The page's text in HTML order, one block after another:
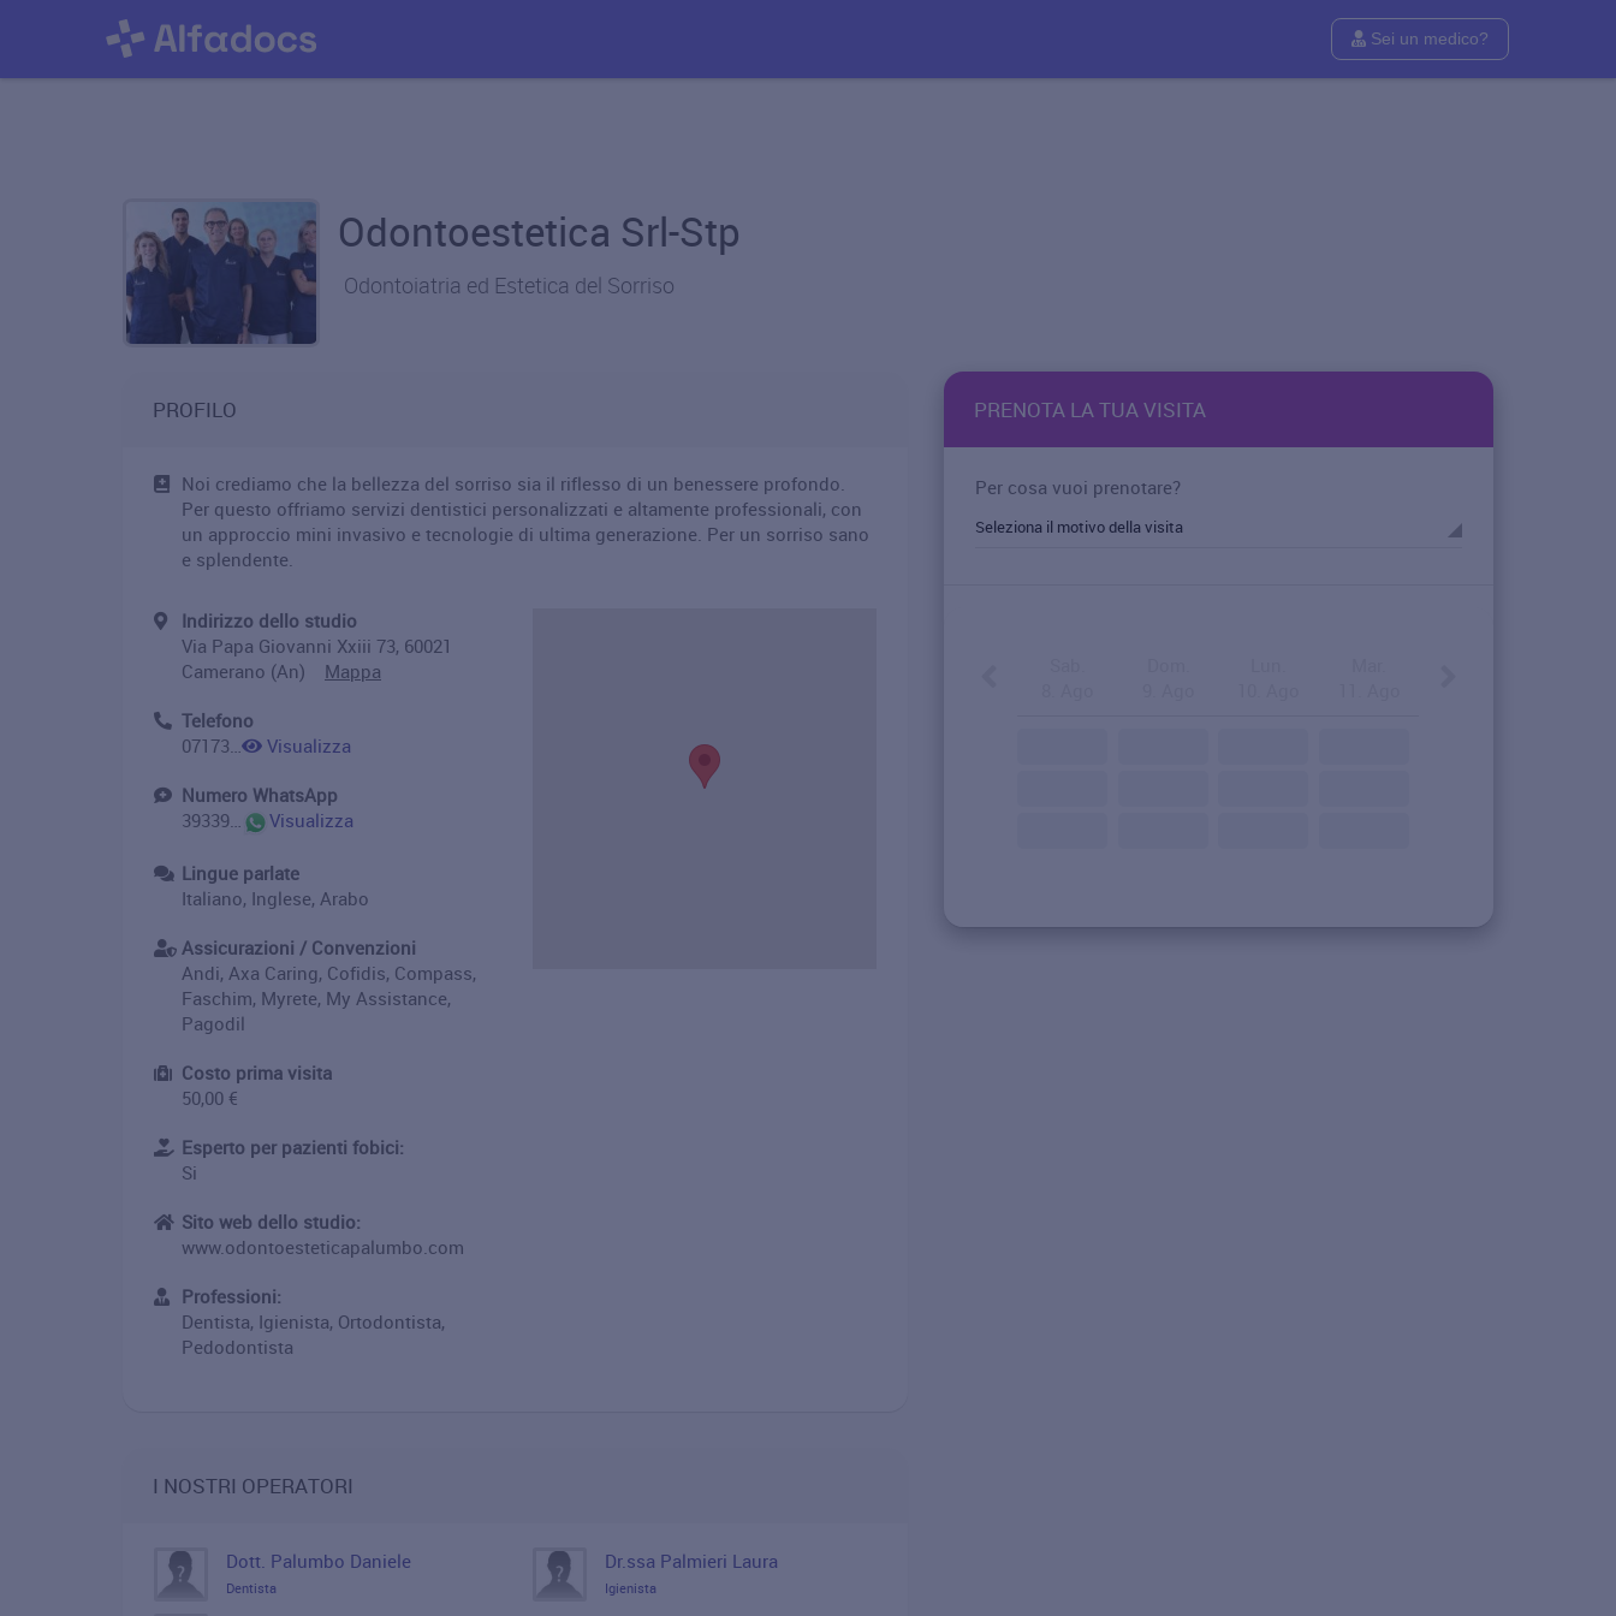
Sei un medico?
Odontoestetica Srl-Stp
Odontoiatria ed Estetica del Sorriso
PRENOTA LA TUA VISITA
Per cosa vuoi prenotare?
PROFILO
Noi crediamo che la bellezza del sorriso sia il riflesso di un benessere profondo.
Per questo offriamo servizi dentistici personalizzati e altamente professionali, con
un approccio mini invasivo e tecnologie di ultima generazione. Per un sorriso sano
e splendente.
Indirizzo dello studio
Via Papa Giovanni Xxiii 73, 60021
Camerano (An) Mappa
Telefono
0717304152
Visualizza
Numero WhatsApp
393397246620
Visualizza
Lingue parlate
Italiano, Inglese, Arabo
Assicurazioni / Convenzioni
Andi, Axa Caring, Cofidis, Compass,
Faschim, Myrete, My Assistance,
Pagodil
Costo prima visita
50,00 €
Esperto per pazienti fobici:
Si
Sito web dello studio:
www.odontoesteticapalumbo.com
Professioni:
Dentista, Igienista, Ortodontista,
Pedodontista
I NOSTRI OPERATORI
Dott. Palumbo Daniele
Dentista
Dr.ssa Palmieri Laura
Igienista